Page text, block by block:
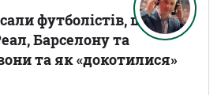
футболістів, що
Барселону та
та як «докотилися»